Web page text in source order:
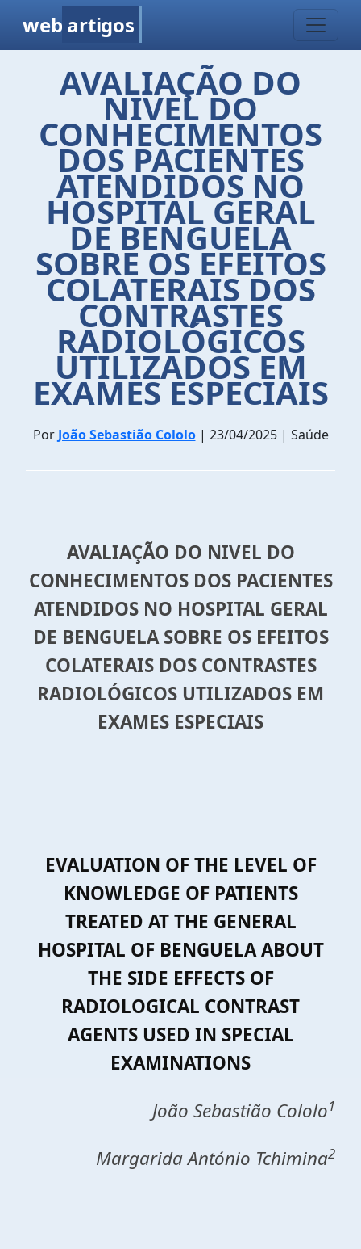
web artigos
AVALIAÇÃO DO
NIVEL DO
CONHECIMENTOS
DOS PACIENTES
ATENDIDOS NO
HOSPITAL GERAL
DE BENGUELA
SOBRE OS EFEITOS
COLATERAIS DOS
CONTRASTES
RADIOLÓGICOS
UTILIZADOS EM
EXAMES ESPECIAIS
Por João Sebastião Cololo| 23/04/2025 | Saúde
AVALIAÇÃO DO NIVEL DO
CONHECIMENTOS DOS PACIENTES
ATENDIDOS NO HOSPITAL GERAL
DE BENGUELA SOBRE OS EFEITOS
COLATERAIS DOS CONTRASTES
RADIOLÓGICOS UTILIZADOS EM
EXAMES ESPECIAIS
EVALUATION OF THE LEVEL OF
KNOWLEDGE OF PATIENTS
TREATED AT THE GENERAL
HOSPITAL OF BENGUELA ABOUT
THE SIDE EFFECTS OF
RADIOLOGICAL CONTRAST
AGENTS USED IN SPECIAL
EXAMINATIONS
João Sebastião Cololo1
Margarida António Tchimina2